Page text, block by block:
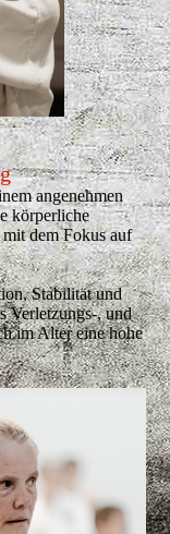
angenehmen
körperliche
dem Fokus auf
Stabilität und
Verletzungs-, und
im Alter eine hohe